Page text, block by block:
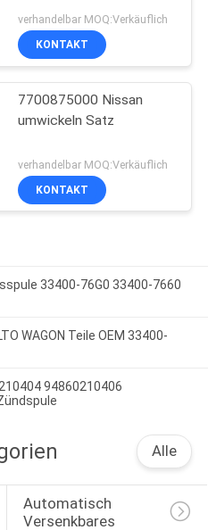
verhandelbar MOQ:Verkäuflich
KONTAKT
7700875000 Nissan
umwickeln Satz
verhandelbar MOQ:Verkäuflich
KONTAKT
33400-76G0 33400-7660
WAGON Teile OEM 33400-
94860210406
Alle
Automatisch
Versenkbares